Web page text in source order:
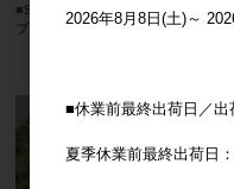
■SOW（ソウ）■ ベジポット グレ
プ
2026年8月8日(土)～
■休業前最終出荷日／出
夏季休業前最終出荷日